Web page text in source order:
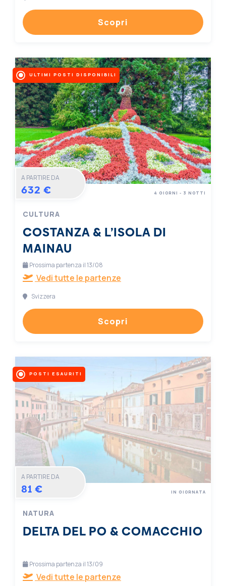
Scopri
ULTIMI POSTI DISPONIBILI
A PARTIRE DA
632 €
CULTURA
COSTANZA & L’ISOLA DI
MAINAU
4 GIORNI - 3 NOTTI
Prossima partenza il 13/08
Vedi tutte le partenze
Svizzera
Scopri
POSTI ESAURITI
A PARTIRE DA
81 €
NATURA
DELTA DEL PO & COMACCHIO
IN GIORNATA
Prossima partenza il 13/09
Vedi tutte le partenze